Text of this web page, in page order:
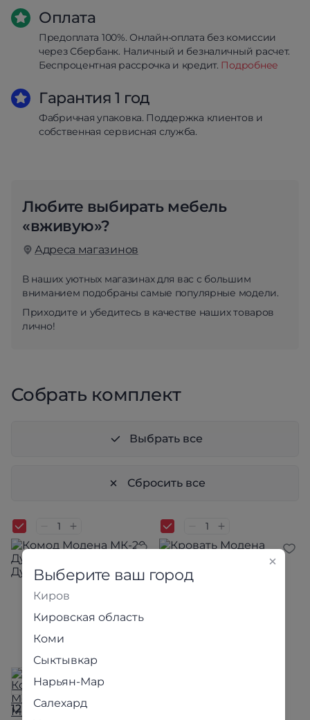
Оплата
Предоплата 100%. Онлайн-оплата без комиссии
через Сбербанк. Наличный и безналичный расчет.
Беспроцентная рассрочка и кредит. Подробнее
Гарантия 1 год
Фабричная упаковка. Поддержка клиентов и
собственная сервисная служба.
Любите выбирать мебель
«вживую»?
Адреса магазинов
В наших уютных магазинах для вас с большим
вниманием подобраны самые популярные модели.
Приходите и убедитесь в качестве наших товаров
лично!
Собрать комплект
Выбрать все
Сбросить все
12 690 ₽
Выберите ваш город
Киров
Кировская область
Коми
Сыктывкар
Нарьян-Мар
Салехард